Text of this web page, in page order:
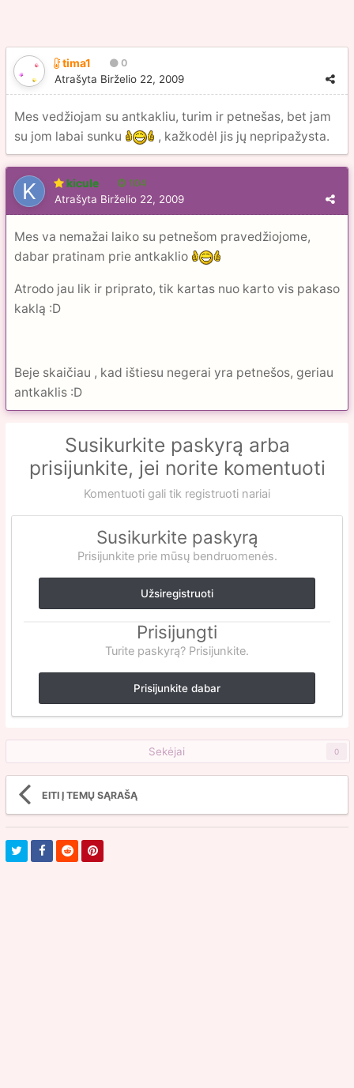
tima1 0
Atrašyta Birželio 22, 2009
Mes vedžiojam su antkakliu, turim ir petnešas, bet jam
su jom labai sunku
, kažkodėl jis jų nepripažysta.
kicule 104
Atrašyta Birželio 22, 2009
Mes va nemažai laiko su petnešom pravedžiojome,
dabar pratinam prie antkaklio
Atrodo jau lik ir priprato, tik kartas nuo karto vis pakaso
kaklą :D
Beje skaičiau , kad ištiesu negerai yra petnešos, geriau
antkaklis :D
Susikurkite paskyrą arba
prisijunkite, jei norite komentuoti
Komentuoti gali tik registruoti nariai
Susikurkite paskyrą
Prisijunkite prie mūsų bendruomenės.
Užsiregistruoti
Prisijungti
Turite paskyrą? Prisijunkite.
Prisijunkite dabar
Sekėjai 0
EITI Į TEMŲ SĄRAŠĄ